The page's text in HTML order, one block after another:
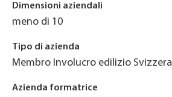
Dimensioni aziendali
meno di 10
Tipo di azienda
Membro Involucro edilizio Svizzera
Azienda formatrice